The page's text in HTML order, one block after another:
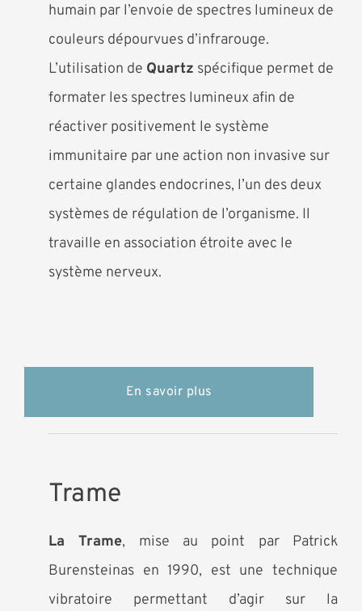
humain par l’envoie de spectres lumineux de
couleurs dépourvues d’infrarouge.
L’utilisation de Quartz spécifique permet de
formater les spectres lumineux afin de
réactiver positivement le système
immunitaire par une action non invasive sur
certaine glandes endocrines, l’un des deux
systèmes de régulation de l’organisme. Il
travaille en association étroite avec le
système nerveux.
En savoir plus
Trame
La Trame, mise au point par Patrick
Burensteinas en 1990, est une technique
vibratoire permettant d’agir sur la